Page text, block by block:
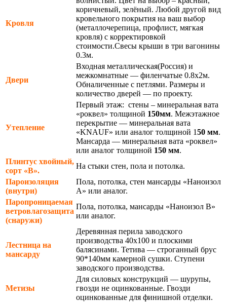
Кровля
коричневый, зелёный. Любой другой вид
кровельного покрытия на ваш выбор
(металлочерепица, профлист, мягкая
кровля) с корректировкой
стоимости.Свесы крыши в три вагонины
0.3м.
Двери
Входная металлическая(Россия) и
межкомнатные — филенчатые 0.8х2м.
Обналиченные с петлями. Размеры и
количество дверей — по проекту.
Утепление
Первый этаж: стены – минеральная вата
«роквел» толщиной 150мм. Межэтажное
перекрытие — минеральная вата
«KNAUF» или аналог толщиной 150 мм.
Мансарда — минеральная вата «роквел»
или аналог толщиной 150 мм.
Плинтус хвойный,
сорт «В».
На стыки стен, пола и потолка.
Пароизоляция
(внутри)
Пола, потолка, стен мансарды «Наноизол
А» или аналог.
Паропроницаемая
ветровлагозащита
(снаружи)
Пола, потолка, мансарды «Наноизол В»
или аналог.
Лестница на
мансарду
Деревянная перила заводского
производства 40х100 и плоскими
балясинами. Тетива — строганный брус
90*140мм камерной сушки. Ступени
заводского производства.
Метизы
Для силовых конструкций — шурупы,
гвозди не оцинкованные. Гвозди
оцинкованные для финишной отделки.